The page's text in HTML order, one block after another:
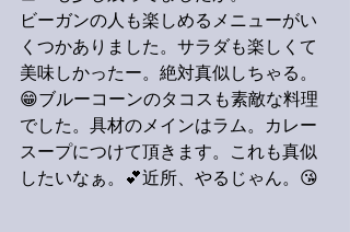
ビーガンの人も楽しめるメニューがい
くつかありました。サラダも楽しくて
美味しかったー。絶対真似しちゃる。
😁ブルーコーンのタコスも素敵な料理
でした。具材のメインはラム。カレー
スープにつけて頂きます。これも真似
したいなぁ。💕近所、やるじゃん。😘